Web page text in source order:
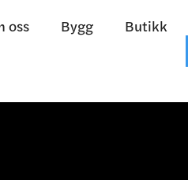
oss Bygg Butikk